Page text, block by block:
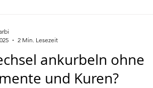
ankurbeln ohne
und Kuren?
2 Min. Lesezeit